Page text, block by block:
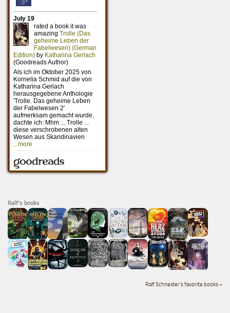
Ralf's books
Ralf Schneider's favorite books »